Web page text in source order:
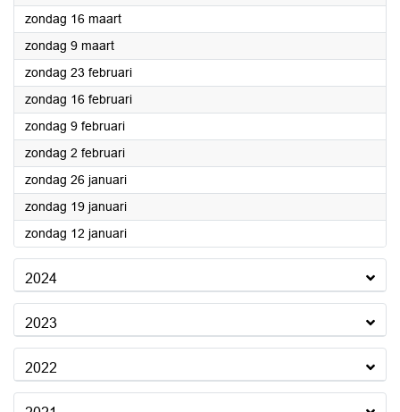
zondag 16 maart2025
zondag 9 maart2025
zondag 23 februari2025
zondag 16 februari2025
zondag 9 februari2025
zondag 2 februari2025
zondag 26 januari2025
zondag 19 januari2025
zondag 12 januari2025
2024
2023
2022